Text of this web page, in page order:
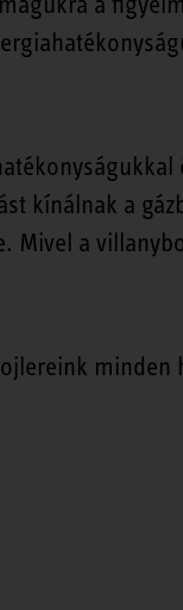
kínálnak a
Mivel a
minden